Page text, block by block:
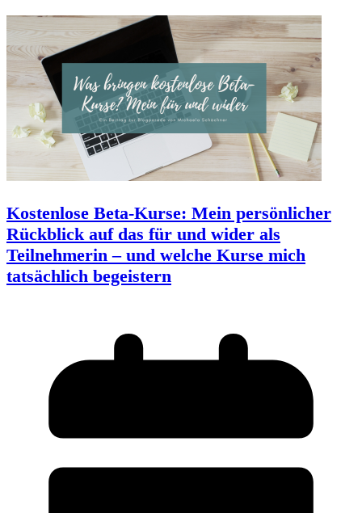
Kostenlose Beta-Kurse: Mein persönlicher
Rückblick auf das für und wider als
Teilnehmerin – und welche Kurse mich
tatsächlich begeistern